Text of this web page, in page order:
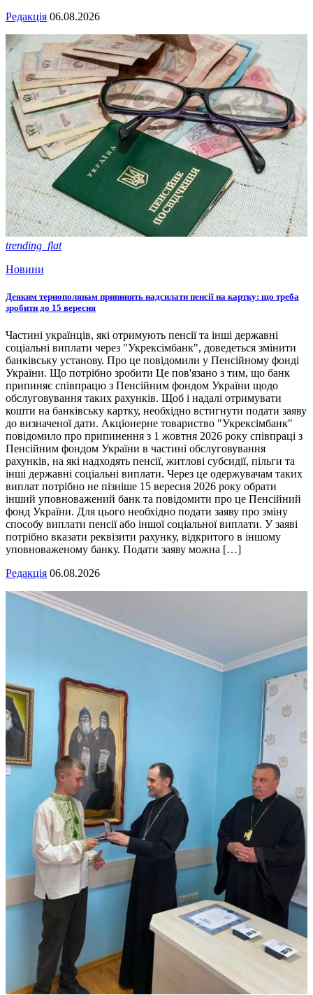
Редакція 06.08.2026
trending_flat
Новини
Деяким тернополянам припинять надсилати пенсії на картку: що треба
зробити до 15 вересня
Частині українців, які отримують пенсії та інші державні
соціальні виплати через "Укрексімбанк", доведеться змінити
банківську установу. Про це повідомили у Пенсійному фонді
України. Що потрібно зробити Це пов'язано з тим, що банк
припиняє співпрацю з Пенсійним фондом України щодо
обслуговування таких рахунків. Щоб і надалі отримувати
кошти на банківську картку, необхідно встигнути подати заяву
до визначеної дати. Акціонерне товариство "Укрексімбанк"
повідомило про припинення з 1 жовтня 2026 року співпраці з
Пенсійним фондом України в частині обслуговування
рахунків, на які надходять пенсії, житлові субсидії, пільги та
інші державні соціальні виплати. Через це одержувачам таких
виплат потрібно не пізніше 15 вересня 2026 року обрати
інший уповноважений банк та повідомити про це Пенсійний
фонд України. Для цього необхідно подати заяву про зміну
способу виплати пенсії або іншої соціальної виплати. У заяві
потрібно вказати реквізити рахунку, відкритого в іншому
уповноваженому банку. Подати заяву можна […]
Редакція 06.08.2026